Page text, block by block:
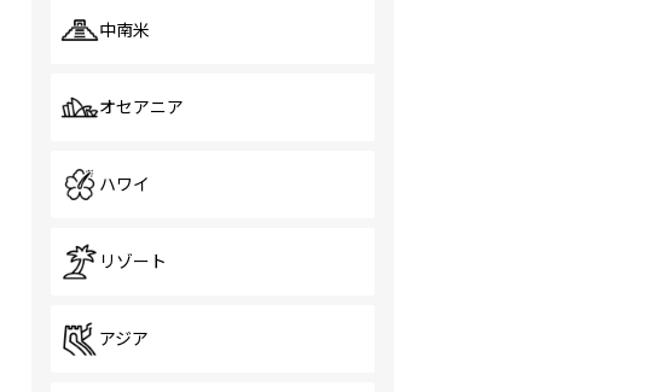
中南米
オセアニア
ハワイ
リゾート
アジア